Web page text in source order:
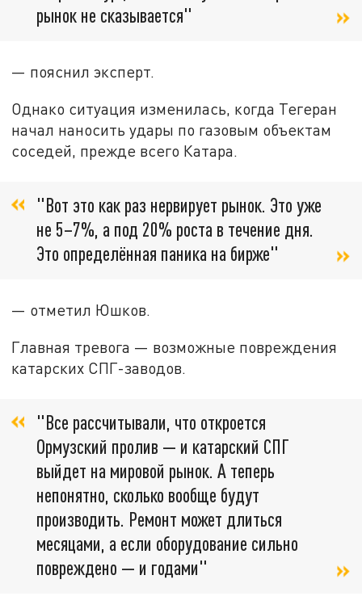
рынок не сказывается"
— пояснил эксперт.
Однако ситуация изменилась, когда Тегеран
начал наносить удары по газовым объектам
соседей, прежде всего Катара.
"Вот это как раз нервирует рынок. Это уже
не 5–7%, а под 20% роста в течение дня.
Это определённая паника на бирже"
— отметил Юшков.
Главная тревога — возможные повреждения
катарских СПГ-заводов.
"Все рассчитывали, что откроется
Ормузский пролив — и катарский СПГ
выйдет на мировой рынок. А теперь
непонятно, сколько вообще будут
производить. Ремонт может длиться
месяцами, а если оборудование сильно
повреждено — и годами"